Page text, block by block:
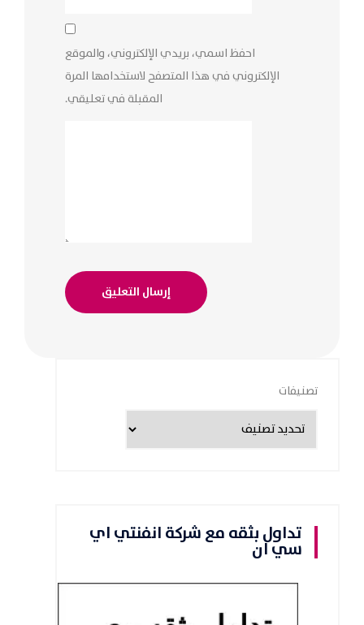
احفظ اسمي، بريدي الإلكتروني، والموقع
الإلكتروني في هذا المتصفح لاستخدامها المرة
المقبلة في تعليقي.
تصنيفات
تداول بثقه مع شركة انفنتي اي
سي ان